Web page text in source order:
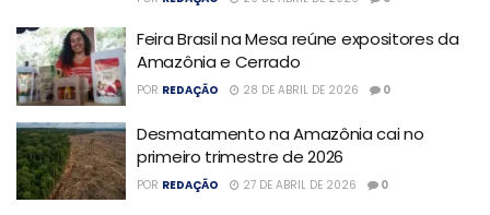
Feira Brasil na Mesa reúne expositores da
Amazônia e Cerrado
POR REDAÇÃO 28 DE ABRIL DE 2026 0
Desmatamento na Amazônia cai no
primeiro trimestre de 2026
POR REDAÇÃO 27 DE ABRIL DE 2026 0